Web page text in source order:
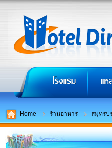
Home ร้านอาหาร สมุทรป